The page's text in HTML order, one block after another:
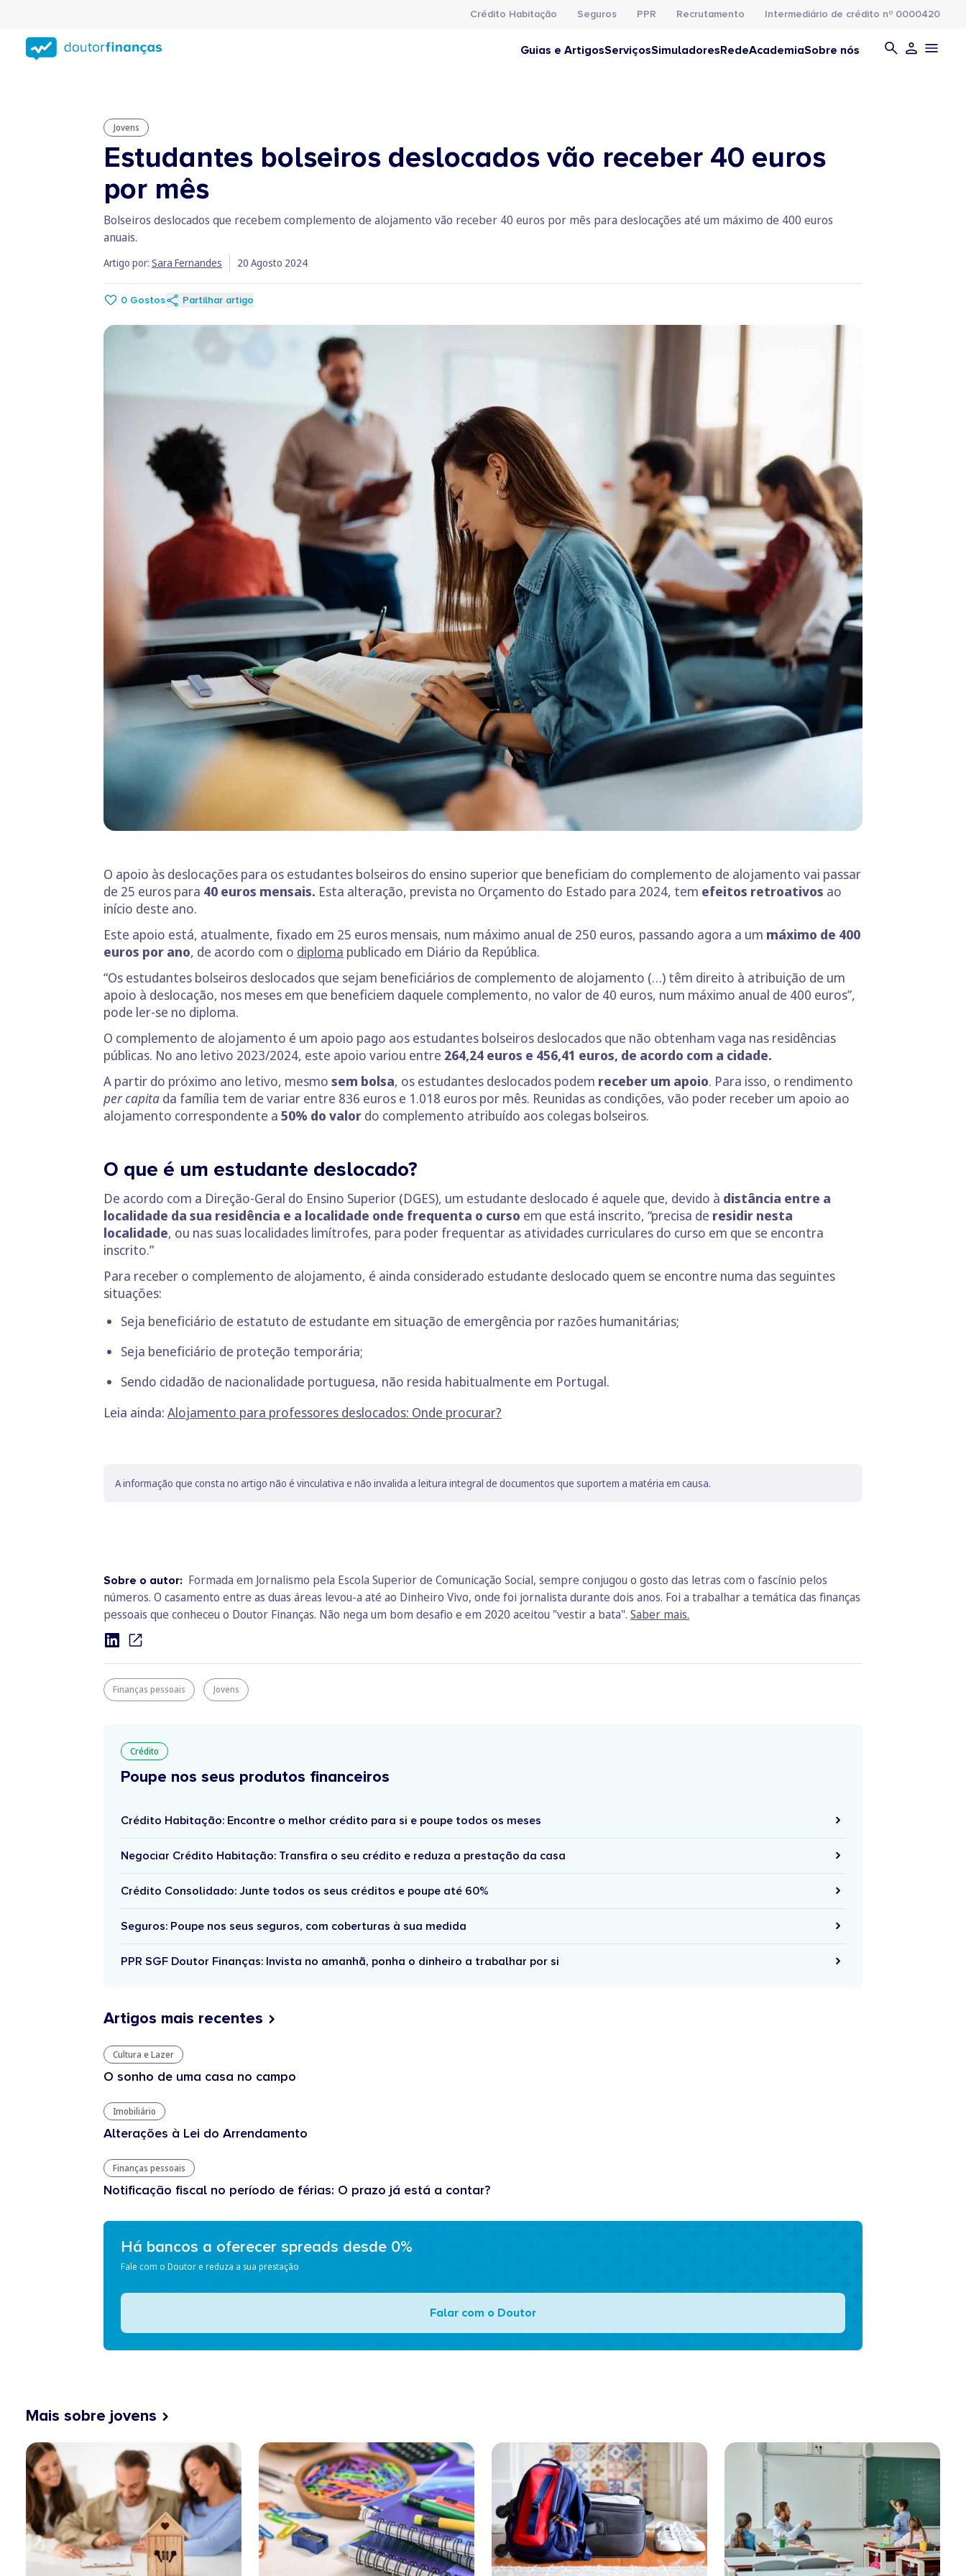
conteúdo
principal
Crédito Habitação Seguros PPR Recrutamento Intermediário de crédito nº 0000420
Guias e ArtigosServiçosSimuladoresRedeAcademiaSobre nós
Jovens
Estudantes bolseiros deslocados vão receber 40 euros
por mês
Bolseiros deslocados que recebem complemento de alojamento vão receber 40 euros por mês para deslocações até um máximo de 400 euros
anuais.
Artigo por: Sara Fernandes 20 Agosto 2024
0 Gostos Partilhar artigo
O apoio às deslocações para os estudantes bolseiros do ensino superior que beneficiam do complemento de alojamento vai passar
de 25 euros para 40 euros mensais. Esta alteração, prevista no Orçamento do Estado para 2024, tem efeitos retroativos ao
início deste ano.
Este apoio está, atualmente, fixado em 25 euros mensais, num máximo anual de 250 euros, passando agora a um máximo de 400
euros por ano, de acordo com o diploma publicado em Diário da República.
“Os estudantes bolseiros deslocados que sejam beneficiários de complemento de alojamento (…) têm direito à atribuição de um
apoio à deslocação, nos meses em que beneficiem daquele complemento, no valor de 40 euros, num máximo anual de 400 euros”,
pode ler-se no diploma.
O complemento de alojamento é um apoio pago aos estudantes bolseiros deslocados que não obtenham vaga nas residências
públicas. No ano letivo 2023/2024, este apoio variou entre 264,24 euros e 456,41 euros, de acordo com a cidade.
A partir do próximo ano letivo, mesmo sem bolsa, os estudantes deslocados podem receber um apoio. Para isso, o rendimento
per capita da família tem de variar entre 836 euros e 1.018 euros por mês. Reunidas as condições, vão poder receber um apoio ao
alojamento correspondente a 50% do valor do complemento atribuído aos colegas bolseiros.
O que é um estudante deslocado?
De acordo com a Direção-Geral do Ensino Superior (DGES), um estudante deslocado é aquele que, devido à distância entre a
localidade da sua residência e a localidade onde frequenta o curso em que está inscrito, “precisa de residir nesta
localidade, ou nas suas localidades limítrofes, para poder frequentar as atividades curriculares do curso em que se encontra
inscrito.”
Para receber o complemento de alojamento, é ainda considerado estudante deslocado quem se encontre numa das seguintes
situações:
Seja beneficiário de estatuto de estudante em situação de emergência por razões humanitárias;
Seja beneficiário de proteção temporária;
Sendo cidadão de nacionalidade portuguesa, não resida habitualmente em Portugal.
Leia ainda: Alojamento para professores deslocados: Onde procurar?
A informação que consta no artigo não é vinculativa e não invalida a leitura integral de documentos que suportem a matéria em causa.
Sobre o autor: Formada em Jornalismo pela Escola Superior de Comunicação Social, sempre conjugou o gosto das letras com o fascínio pelos
números. O casamento entre as duas áreas levou-a até ao Dinheiro Vivo, onde foi jornalista durante dois anos. Foi a trabalhar a temática das finanças
pessoais que conheceu o Doutor Finanças. Não nega um bom desafio e em 2020 aceitou "vestir a bata". Saber mais.
Finanças pessoais Jovens
Crédito
Poupe nos seus produtos financeiros
Crédito Habitação: Encontre o melhor crédito para si e poupe todos os meses
Negociar Crédito Habitação: Transfira o seu crédito e reduza a prestação da casa
Crédito Consolidado: Junte todos os seus créditos e poupe até 60%
Seguros: Poupe nos seus seguros, com coberturas à sua medida
PPR SGF Doutor Finanças: Invista no amanhã, ponha o dinheiro a trabalhar por si
Artigos mais recentes
Cultura e Lazer
O sonho de uma casa no campo
Imobiliário
Alterações à Lei do Arrendamento
Finanças pessoais
Notificação fiscal no período de férias: O prazo já está a contar?
Há bancos a oferecer spreads desde 0%
Fale com o Doutor e reduza a sua prestação
Falar com o Doutor
Mais sobre jovens